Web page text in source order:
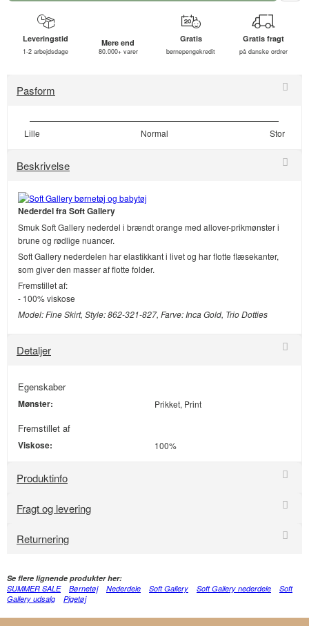
Leveringstid
1-2 arbejdsdage
Mere end
80.000+ varer
Gratis
børnepengekredit
Gratis fragt
på danske ordrer
Pasform
Lille Normal Stor
Beskrivelse
Nederdel fra Soft Gallery
Smuk Soft Gallery nederdel i brændt orange med allover-prikmønster i
brune og rødlige nuancer.
Soft Gallery nederdelen har elastikkant i livet og har flotte flæsekanter,
som giver den masser af flotte folder.
Fremstillet af:
- 100% viskose
Model: Fine Skirt, Style: 862-321-827, Farve: Inca Gold, Trio Dotties
Detaljer
Egenskaber
Mønster: Prikket, Print
Fremstillet af
Viskose: 100%
Produktinfo
Fragt og levering
Returnering
Se flere lignende produkter her:
SUMMER SALE
Børnetøj Nederdele Soft Gallery Soft Gallery nederdele
Soft
Gallery udsalg
Pigetøj